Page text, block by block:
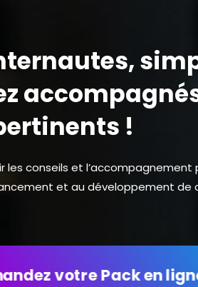
!
les conseils et
et au développement de
votre Pack en